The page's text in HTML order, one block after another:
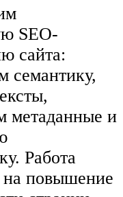
SEO-
сайта:
семантику,
метаданные и
Работа
на повышение